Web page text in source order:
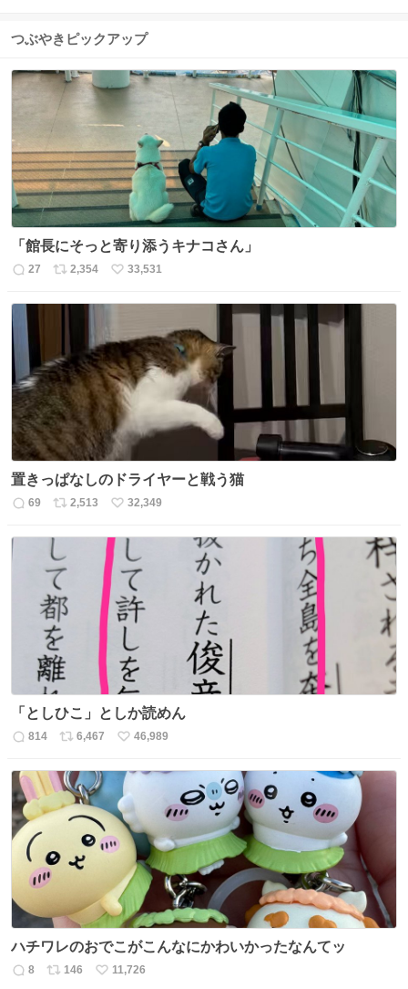
つぶやきピックアップ
「館長にそっと寄り添うキナコさん」
返
数
27
リ
数
2,354
い
33,531
置きっぱなしのドライヤーと戦う猫
返
数
69
リ
ス
ト
数
2,513
い
ね
数
32,349
「としひこ」としか読めん
返
数
814
リ
ス
ト
数
6,467
い
ね
数
46,989
ハチワレのおでこがこんなにかわいかったなんてッ
返
8
リ
146
い
11,726